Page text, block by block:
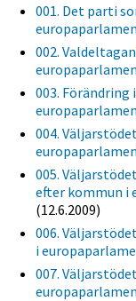
001. Det parti
002.
003.
004.
005.
efter kommun i
(12.6.2009)
006.
i
007.